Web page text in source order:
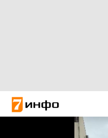
Новости России
Политика
Новости мира
Все материалы